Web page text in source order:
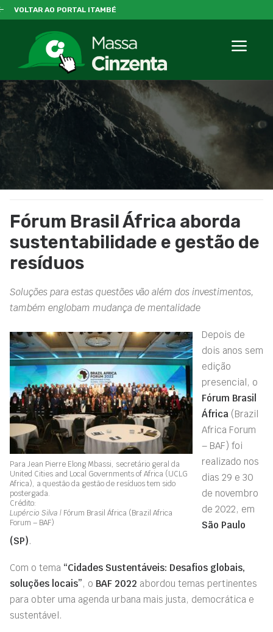
VOLTAR AO PORTAL ITAMBÉ
Fórum Brasil África aborda
sustentabilidade e gestão de
resíduos
Soluções para estas questões vão além dos investimentos,
também englobam mudança de mentalidade
Para Jean Pierre Elong Mbassi, secretário geral da
United Cities and Local Governments of Africa (UCLG
Africa), a questão da gestão de resíduos tem sido
postergada.
Crédito:
Lupércio Silva | Fórum Brasil África (Brazil Africa
Forum – BAF)
Depois de
dois anos sem
edição
presencial, o
Fórum Brasil
África (Brazil
Africa Forum
– BAF) foi
realizado nos
dias 29 e 30
de novembro
de 2022, em
São Paulo
(SP).
Com o tema “Cidades Sustentáveis: Desafios globais,
soluções locais”, o BAF 2022 abordou temas pertinentes
para obter uma agenda urbana mais justa, democrática e
sustentável.